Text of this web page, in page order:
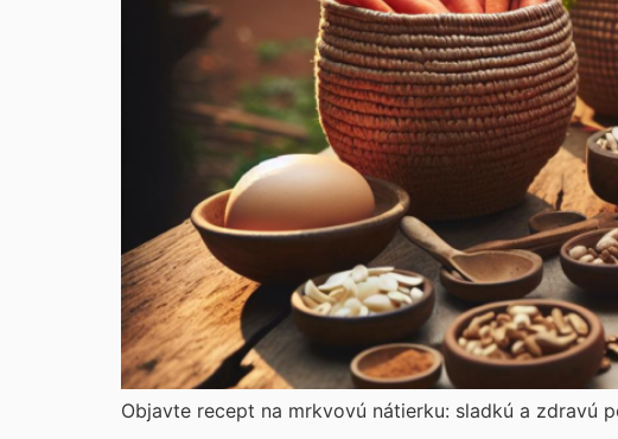
Objavte recept na mrkvovú nátierku: sladkú a zdravú